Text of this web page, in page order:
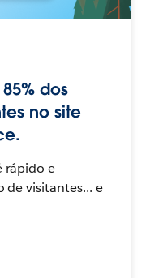
dos
no site
rápido e
de visitantes... e